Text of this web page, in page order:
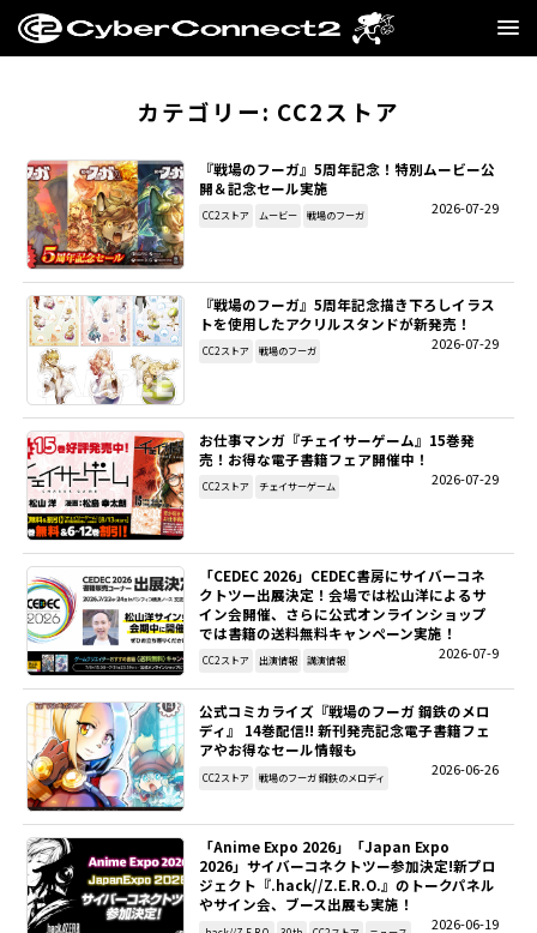
MANGA・NOVEL
FILM
CC2STORE
COMPANY
RECRUIT
SITEMAP
EN
カテゴリー: CC2ストア
『戦場のフーガ』5周年記念！特別ムービー公
開＆記念セール実施
2026-07-29
CC2ストア ムービー 戦場のフーガ
『戦場のフーガ』5周年記念描き下ろしイラス
トを使用したアクリルスタンドが新発売！
2026-07-29
CC2ストア 戦場のフーガ
お仕事マンガ『チェイサーゲーム』15巻発
売！お得な電子書籍フェア開催中！
2026-07-29
CC2ストア チェイサーゲーム
「CEDEC 2026」CEDEC書房にサイバーコネ
クトツー出展決定！会場では松山洋によるサ
イン会開催、さらに公式オンラインショップ
では書籍の送料無料キャンペーン実施！
2026-07-9
CC2ストア 出演情報 講演情報
公式コミカライズ『戦場のフーガ 鋼鉄のメロ
ディ』 14巻配信!! 新刊発売記念電子書籍フェ
アやお得なセール情報も
2026-06-26
CC2ストア 戦場のフーガ 鋼鉄のメロディ
「Anime Expo 2026」「Japan Expo
2026」サイバーコネクトツー参加決定!新プロ
ジェクト『.hack//Z.E.R.O.』のトークパネル
やサイン会、ブース出展も実施！
2026-06-19